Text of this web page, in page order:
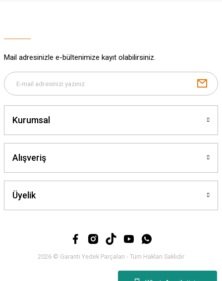
Gönder
Mail adresinizle e-bültenimize kayıt olabilirsiniz.
Kurumsal
Alışveriş
Üyelik
2026 © Garanti Yedek Parçaları - Tüm Hakları Saklıdır